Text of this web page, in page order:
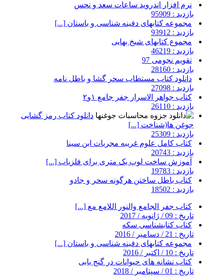
نرم افزار اندروید ساعات سعد و نحس
بازدید : 95909
مجموعه کتابهای دفینه شناسی و باستان [...]
بازدید : 93912
مجموع کتابهای شیخ بهایی
بازدید : 46219
تقویم نجومی 97
بازدید : 28160
دانلود کتاب مستطاب سحر گشا و باطل نامه
بازدید : 27098
کتاب جواهر الاسرار جفر جامع ۱و۲
بازدید : 26110
دانلود کتاب رمز گشایی
جوغن ها(شناخت [...]
بازدید : 25309
کتاب کامل علوم غریبه مجربات ابن سینا
بازدید : 20743
آموزش ساخت لوپ یک متری برای فلزیاب [...]
بازدید : 19783
کتاب باطل ساختن هرگونه سحر و جادو
بازدید : 18502
کتاب جفر الجامع والنور اللامع مع [...]
تاریخ : 09 / ژانویه / 2017
کتاب کتابشناسی سکه
تاریخ : 21 / دسامبر / 2016
مجموعه کتابهای دفینه شناسی و باستان [...]
تاریخ : 10 / اکتبر / 2016
کتاب نشانه های حیوانات در گنج یابی
تاریخ : 01 / سپتامبر / 2018